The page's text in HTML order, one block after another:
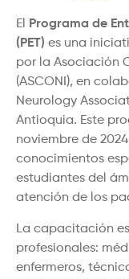
El Programa de
(PET) es una
por la Asociación
(ASCONI), en
Neurology
Antioquia. Este
noviembre de
conocimientos
estudiantes del
atención de los
La capacitación
profesionales:
enfermeros,